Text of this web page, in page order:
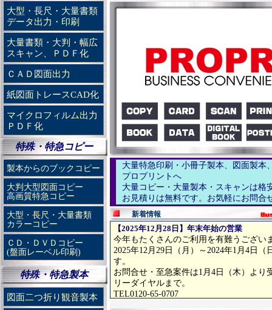
大型・長尺・大量書類
データ出力・印刷
大量書類・大判・幅広
スキャン、ＰＤＦ化
ＣＡＤ図面出力
紙図面トレースCAD化
マイクロフィルム出力
ＰＤＦ化
特殊・特急コピー
製本からのブックコピー
大判大型図面コピー
高画質特急コピー
大型・長尺・大量書類
カラーコピー
ＣＤ・ＤＶＤコピー
(盤面レーベル印刷)
特殊・特急製本
図面二つ折り観音製本
大量特急印刷・小冊子製本、図面製本
プロプリントへ
大量コピー・大量製本・スキャンは格
お見積りは無料です。お気軽にお問合
新着情報
【2025年12月28日】年末年始の営業
今年もたくさんのご利用を有難うござい
2025年12月29日（月）～2024年1月4日
す。
お問合せ・至急案件は1月4日（木）より
リーダイヤルまで。
TEL0120-65-0707